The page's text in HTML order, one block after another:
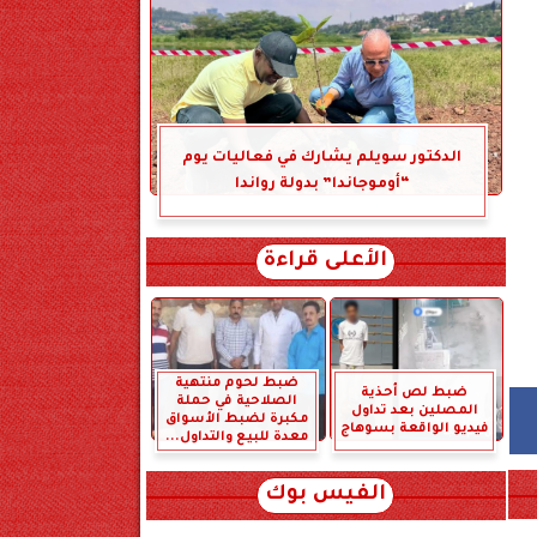
الدكتور سويلم يشارك في فعاليات يوم
“أوموجاندا” بدولة رواندا
الأعلى قراءة
ضبط لص أحذية
المصلين بعد تداول
فيديو الواقعة بسوهاج
ضبط لحوم منتهية
الصلاحية في حملة
مكبرة لضبط الأسواق
معدة للبيع والتداول...
الفيس بوك